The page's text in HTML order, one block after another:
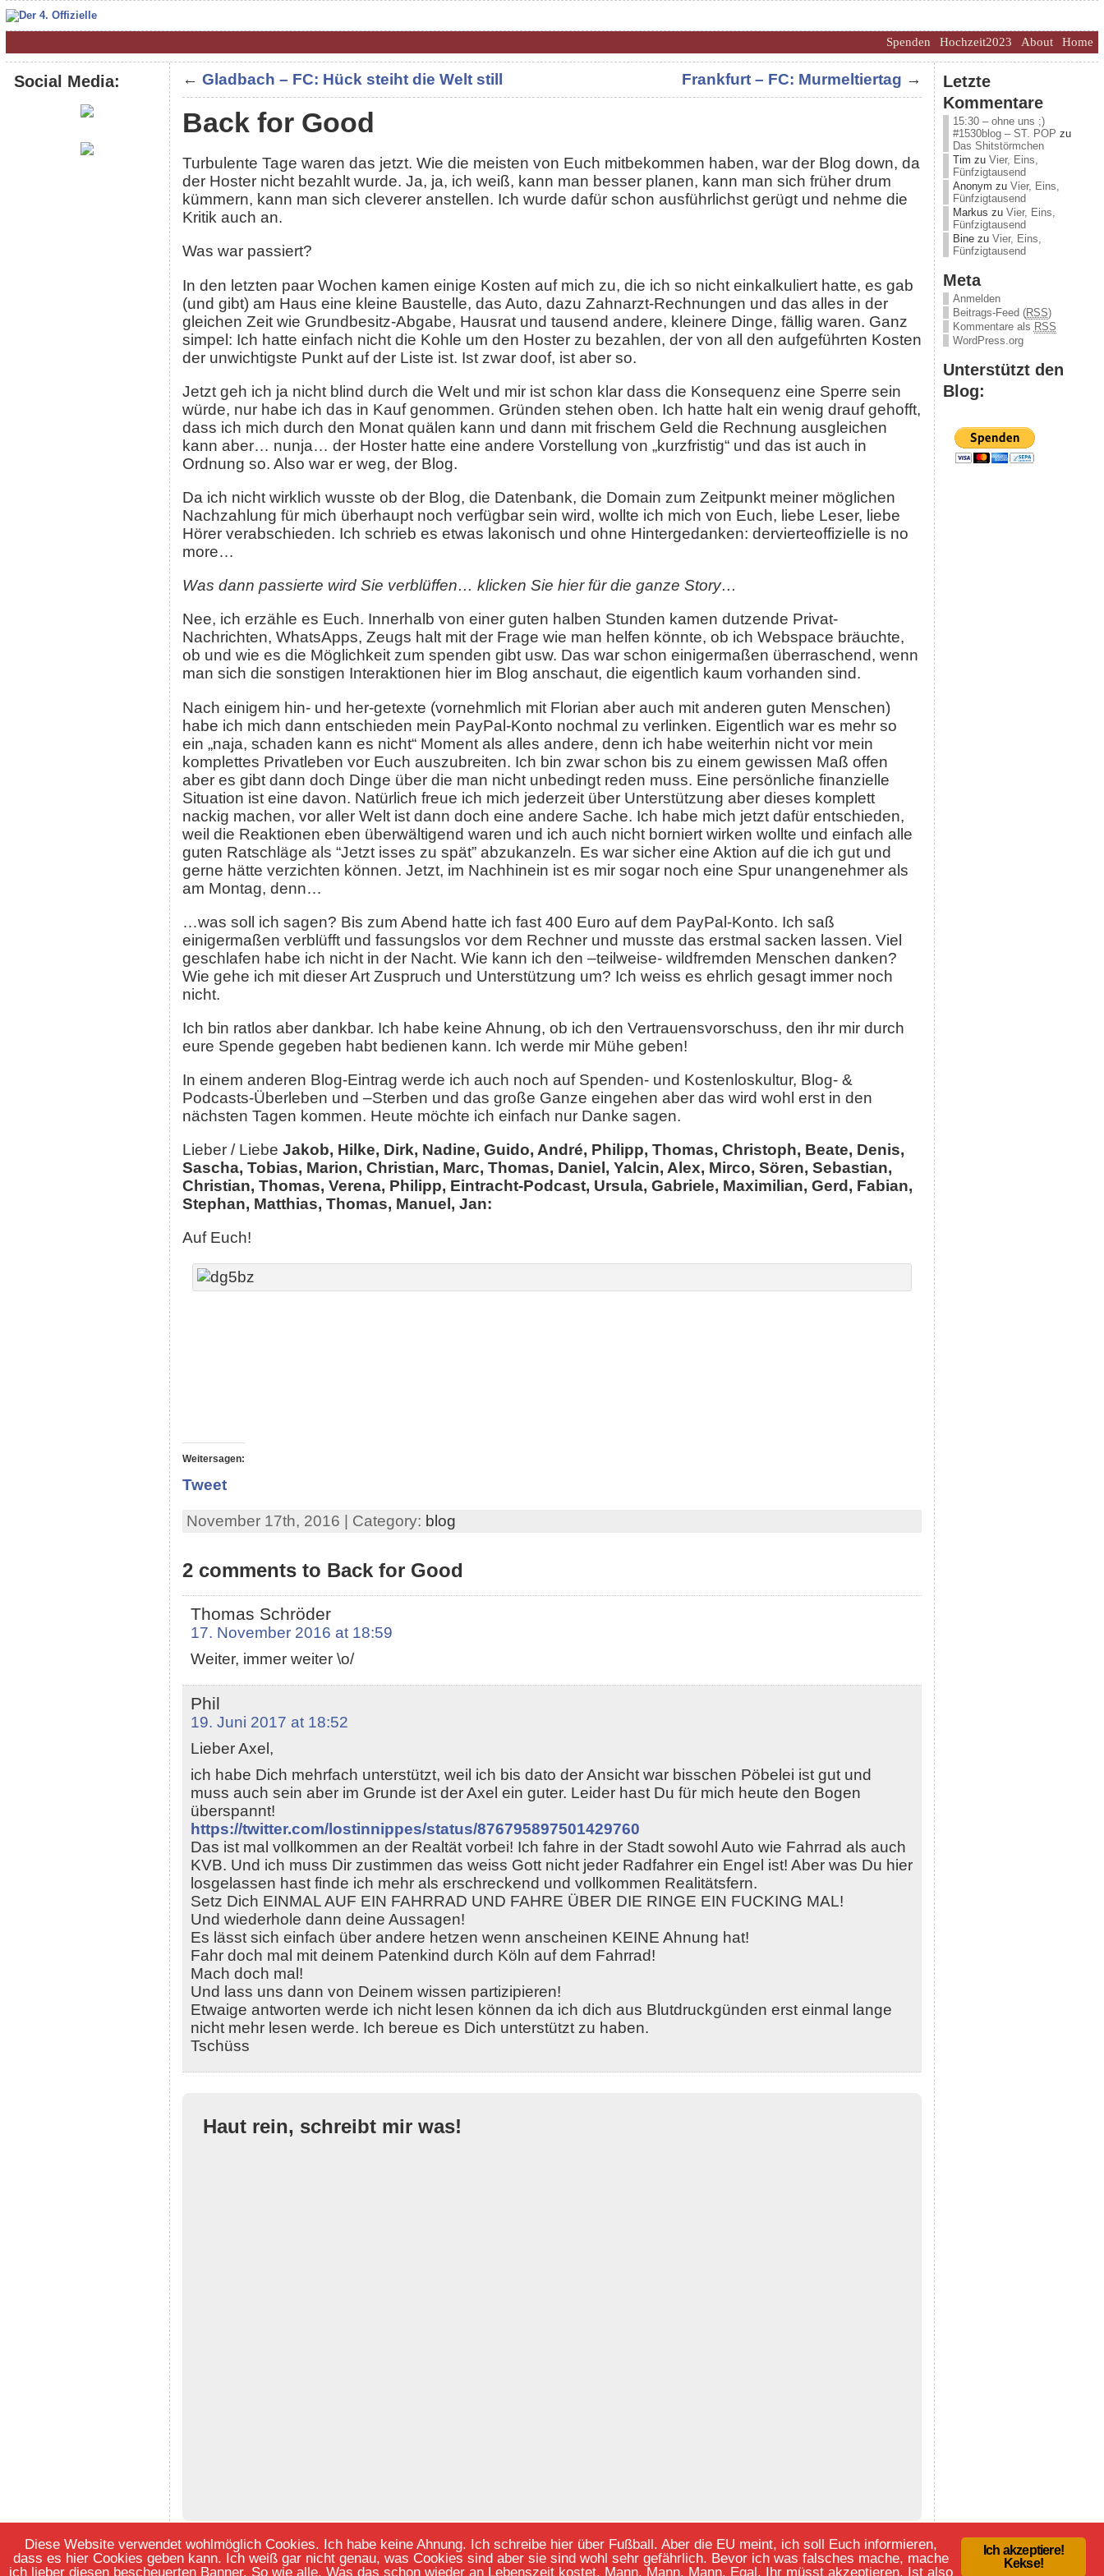
Home
About
Hochzeit2023
Spenden
Social Media: ← Gladbach – FC: Hück steiht die Welt still Frankfurt – FC: Murmeltiertag →
Back for Good
Turbulente Tage waren das jetzt. Wie die meisten von Euch mitbekommen haben, war der Blog down, da
der Hoster nicht bezahlt wurde. Ja, ja, ich weiß, kann man besser planen, kann man sich früher drum
kümmern, kann man sich cleverer anstellen. Ich wurde dafür schon ausführlichst gerügt und nehme die
Kritik auch an.
Was war passiert?
In den letzten paar Wochen kamen einige Kosten auf mich zu, die ich so nicht einkalkuliert hatte, es gab
(und gibt) am Haus eine kleine Baustelle, das Auto, dazu Zahnarzt-Rechnungen und das alles in der
gleichen Zeit wie Grundbesitz-Abgabe, Hausrat und tausend andere, kleinere Dinge, fällig waren. Ganz
simpel: Ich hatte einfach nicht die Kohle um den Hoster zu bezahlen, der von all den aufgeführten Kosten
der unwichtigste Punkt auf der Liste ist. Ist zwar doof, ist aber so.
Jetzt geh ich ja nicht blind durch die Welt und mir ist schon klar dass die Konsequenz eine Sperre sein
würde, nur habe ich das in Kauf genommen. Gründen stehen oben. Ich hatte halt ein wenig drauf gehofft,
dass ich mich durch den Monat quälen kann und dann mit frischem Geld die Rechnung ausgleichen
kann aber… nunja… der Hoster hatte eine andere Vorstellung von „kurzfristig“ und das ist auch in
Ordnung so. Also war er weg, der Blog.
Da ich nicht wirklich wusste ob der Blog, die Datenbank, die Domain zum Zeitpunkt meiner möglichen
Nachzahlung für mich überhaupt noch verfügbar sein wird, wollte ich mich von Euch, liebe Leser, liebe
Hörer verabschieden. Ich schrieb es etwas lakonisch und ohne Hintergedanken: dervierteoffizielle is no
more…
Was dann passierte wird Sie verblüffen… klicken Sie hier für die ganze Story…
Nee, ich erzähle es Euch. Innerhalb von einer guten halben Stunden kamen dutzende Privat-
Nachrichten, WhatsApps, Zeugs halt mit der Frage wie man helfen könnte, ob ich Webspace bräuchte,
ob und wie es die Möglichkeit zum spenden gibt usw. Das war schon einigermaßen überraschend, wenn
man sich die sonstigen Interaktionen hier im Blog anschaut, die eigentlich kaum vorhanden sind.
Nach einigem hin- und her-getexte (vornehmlich mit Florian aber auch mit anderen guten Menschen)
habe ich mich dann entschieden mein PayPal-Konto nochmal zu verlinken. Eigentlich war es mehr so
ein „naja, schaden kann es nicht“ Moment als alles andere, denn ich habe weiterhin nicht vor mein
komplettes Privatleben vor Euch auszubreiten. Ich bin zwar schon bis zu einem gewissen Maß offen
aber es gibt dann doch Dinge über die man nicht unbedingt reden muss. Eine persönliche finanzielle
Situation ist eine davon. Natürlich freue ich mich jederzeit über Unterstützung aber dieses komplett
nackig machen, vor aller Welt ist dann doch eine andere Sache. Ich habe mich jetzt dafür entschieden,
weil die Reaktionen eben überwältigend waren und ich auch nicht borniert wirken wollte und einfach alle
guten Ratschläge als “Jetzt isses zu spät” abzukanzeln. Es war sicher eine Aktion auf die ich gut und
gerne hätte verzichten können. Jetzt, im Nachhinein ist es mir sogar noch eine Spur unangenehmer als
am Montag, denn…
…was soll ich sagen? Bis zum Abend hatte ich fast 400 Euro auf dem PayPal-Konto. Ich saß
einigermaßen verblüfft und fassungslos vor dem Rechner und musste das erstmal sacken lassen. Viel
geschlafen habe ich nicht in der Nacht. Wie kann ich den –teilweise- wildfremden Menschen danken?
Wie gehe ich mit dieser Art Zuspruch und Unterstützung um? Ich weiss es ehrlich gesagt immer noch
nicht.
Ich bin ratlos aber dankbar. Ich habe keine Ahnung, ob ich den Vertrauensvorschuss, den ihr mir durch
eure Spende gegeben habt bedienen kann. Ich werde mir Mühe geben!
In einem anderen Blog-Eintrag werde ich auch noch auf Spenden- und Kostenloskultur, Blog- &
Podcasts-Überleben und –Sterben und das große Ganze eingehen aber das wird wohl erst in den
nächsten Tagen kommen. Heute möchte ich einfach nur Danke sagen.
Lieber / Liebe Jakob, Hilke, Dirk, Nadine, Guido, André, Philipp, Thomas, Christoph, Beate, Denis,
Sascha, Tobias, Marion, Christian, Marc, Thomas, Daniel, Yalcin, Alex, Mirco, Sören, Sebastian,
Christian, Thomas, Verena, Philipp, Eintracht-Podcast, Ursula, Gabriele, Maximilian, Gerd, Fabian,
Stephan, Matthias, Thomas, Manuel, Jan:
Auf Euch!
Weitersagen:
Tweet
November 17th, 2016 | Category: blog
2 comments to Back for Good
Thomas Schröder
17. November 2016 at 18:59
Weiter, immer weiter \o/
Phil
19. Juni 2017 at 18:52
Lieber Axel,
ich habe Dich mehrfach unterstützt, weil ich bis dato der Ansicht war bisschen Pöbelei ist gut und
muss auch sein aber im Grunde ist der Axel ein guter. Leider hast Du für mich heute den Bogen
überspannt!
https://twitter.com/lostinnippes/status/876795897501429760
Das ist mal vollkommen an der Realtät vorbei! Ich fahre in der Stadt sowohl Auto wie Fahrrad als auch
KVB. Und ich muss Dir zustimmen das weiss Gott nicht jeder Radfahrer ein Engel ist! Aber was Du hier
losgelassen hast finde ich mehr als erschreckend und vollkommen Realitätsfern.
Setz Dich EINMAL AUF EIN FAHRRAD UND FAHRE ÜBER DIE RINGE EIN FUCKING MAL!
Und wiederhole dann deine Aussagen!
Es lässt sich einfach über andere hetzen wenn anscheinen KEINE Ahnung hat!
Fahr doch mal mit deinem Patenkind durch Köln auf dem Fahrrad!
Mach doch mal!
Und lass uns dann von Deinem wissen partizipieren!
Etwaige antworten werde ich nicht lesen können da ich dich aus Blutdruckgünden erst einmal lange
nicht mehr lesen werde. Ich bereue es Dich unterstützt zu haben.
Tschüss
Haut rein, schreibt mir was!
Letzte
Kommentare
15:30 – ohne uns ;)
#1530blog – ST. POP zu
Das Shitstörmchen
Tim zu Vier, Eins,
Fünfzigtausend
Anonym zu Vier, Eins,
Fünfzigtausend
Markus zu Vier, Eins,
Fünfzigtausend
Binezu Vier, Eins,
Fünfzigtausend
Meta
Anmelden
Beitrags-Feed (RSS)
Kommentare als RSS
WordPress.org
Unterstützt den
Blog:
Copyright © 2026Der 4. Offizielle - All Rights Reserved
Ich akzeptiere!
Kekse!
Diese Website verwendet wohlmöglich Cookies. Ich habe keine Ahnung. Ich schreibe hier über Fußball. Aber die EU meint, ich soll Euch informieren,
dass es hier Cookies geben kann. Ich weiß gar nicht genau, was Cookies sind aber sie sind wohl sehr gefährlich. Bevor ich was falsches mache, mache
ich lieber diesen bescheuerten Banner. So wie alle. Was das schon wieder an Lebenszeit kostet. Mann, Mann, Mann. Egal. Ihr müsst akzeptieren. Ist also